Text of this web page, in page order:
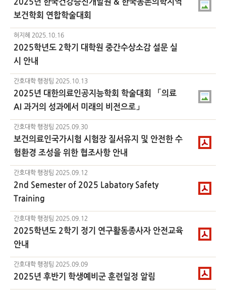
2025년 한국건강증진개발원 & 한국농촌의학지역
보건학회 연합학술대회
허지혜 2025.10.16
2025학년도 2학기 대학원 중간수상소감 설문 실
시 안내
간호대학 행정팀 2025.10.13
2025년 대한의료인공지능학회 학술대회 「의료
AI 과거의 성과에서 미래의 비전으로」
간호대학 행정팀 2025.09.30
보건의료인국가시험 시험장 질서유지 및 안전한 수
험환경 조성을 위한 협조사항 안내
간호대학 행정팀 2025.09.12
2nd Semester of 2025 Labatory Safety
Training
간호대학 행정팀 2025.09.12
2025학년도 2학기 정기 연구활동종사자 안전교육
안내
간호대학 행정팀 2025.09.09
2025년 후반기 학생예비군 훈련일정 알림